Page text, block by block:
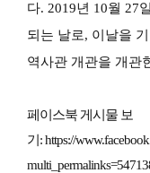
다. 2019년 10월 27
되는 날로, 이날을
역사관 개관을 개관
페이스북 게시물 보
기:https://